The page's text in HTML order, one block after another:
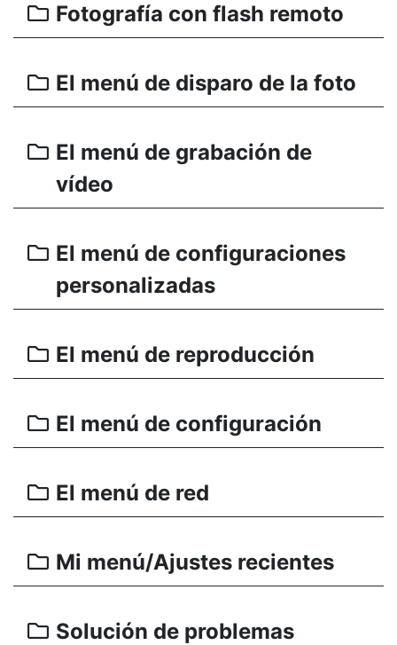
Fotografía con flash remoto
El menú de disparo de la foto
El menú de grabación de
vídeo
El menú de configuraciones
personalizadas
El menú de reproducción
El menú de configuración
El menú de red
Mi menú/Ajustes recientes
Solución de problemas